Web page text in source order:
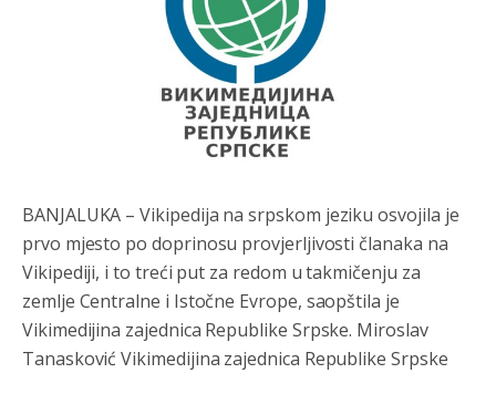
BANJALUKA – Vikipedija na srpskom jeziku osvojila je
prvo mjesto po doprinosu provjerljivosti članaka na
Vikipediji, i to treći put za redom u takmičenju za
zemlje Centralne i Istočne Evrope, saopštila je
Vikimedijina zajednica Republike Srpske. Miroslav
Tanasković Vikimedijina zajednica Republike Srpske